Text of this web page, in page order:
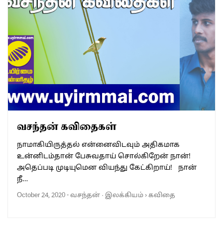
வசந்தன் கவிதைகள்
நாமாகியிருத்தல் என்னைவிடவும் அதிகமாக
உன்னிடம்தான் பேசுவதாய் சொல்கிறேன் நான்!
அதெப்படி முடியுமென வியந்து கேட்கிறாய்! நான்
நீ…
October 24, 2020-வசந்தன் · இலக்கியம்›கவிதை